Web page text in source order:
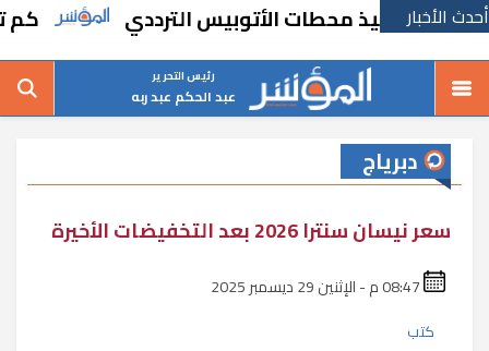
أحدث الأخبار
لتنفيذ محطات الأتوبيس الترددي كم تبلغ
رئيس التحرير
عبد الحكم عبد ربه
دبرياج
سعر نيسان سنترا 2026 بعد التخفيضات الأخيرة
كتب